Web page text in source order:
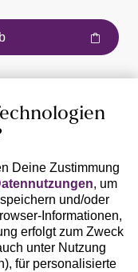
Deine Zustimmung
, um
und/oder
Informationen,
erfolgt zum Zweck
unter Nutzung
für personalisierte